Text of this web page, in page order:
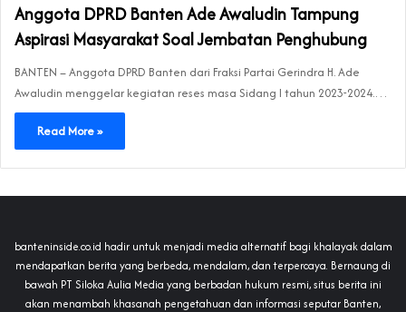
Anggota DPRD Banten Ade Awaludin Tampung
Aspirasi Masyarakat Soal Jembatan Penghubung
BANTEN – Anggota DPRD Banten dari Fraksi Partai Gerindra H. Ade
Awaludin menggelar kegiatan reses masa Sidang I tahun 2023-2024.…
Read More »
banteninside.co.id hadir untuk menjadi media alternatif bagi khalayak dalam
mendapatkan berita yang berbeda, mendalam, dan terpercaya. Bernaung di
bawah PT Siloka Aulia Media yang berbadan hukum resmi, situs berita ini
akan menambah khasanah pengetahuan dan informasi seputar Banten,